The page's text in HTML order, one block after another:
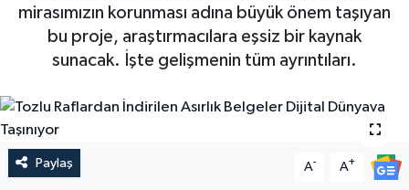
mirasımızın korunması adına büyük önem taşıyan
bu proje, araştırmacılara eşsiz bir kaynak
sunacak. İşte gelişmenin tüm ayrıntıları.
Paylaş A- A+